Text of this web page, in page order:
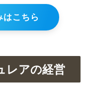
はこちら
レアの経営